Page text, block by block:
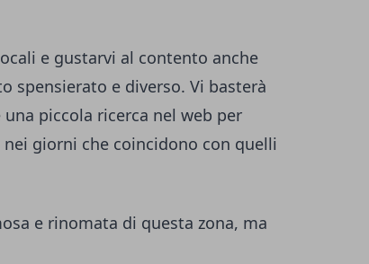
e gustarvi al contento anche
spensierato e diverso. Vi basterà
piccola ricerca nel web per
giorni che coincidono con quelli
e rinomata di questa zona, ma